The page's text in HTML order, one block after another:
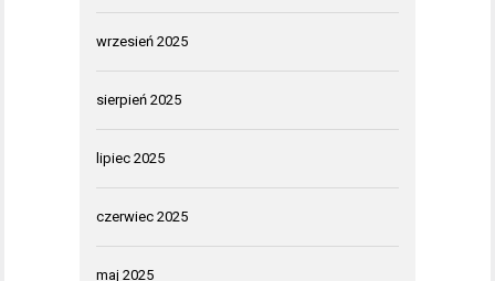
wrzesień 2025
sierpień 2025
lipiec 2025
czerwiec 2025
maj 2025